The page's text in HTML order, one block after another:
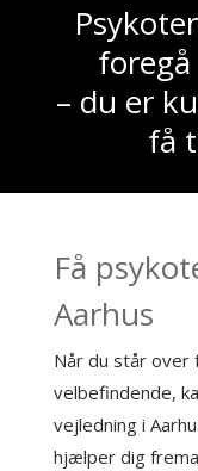
– du er
få
Få
Aarhus
Når du står
velbefindende,
vejledning i
hjælper dig